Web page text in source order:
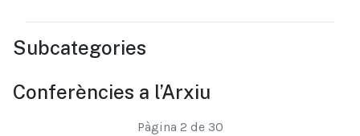
Subcategories
Conferències a l’Arxiu
Pàgina 2 de 30